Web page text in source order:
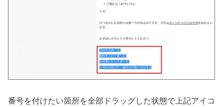
番号を付けたい箇所を全部ドラッグした状態で上記アイコ